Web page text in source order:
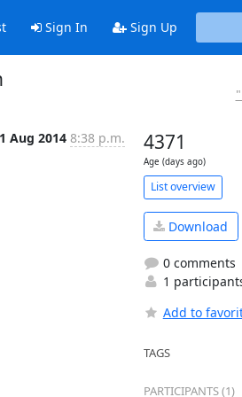
Sign In Sign Up
Aug 2014 8:38 p.m. 4371
Age (days ago)
List overview
Download
0 comments
1
Add to
TAGS
PARTICIPANTS (1)